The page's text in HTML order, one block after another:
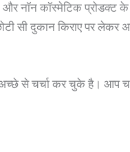
नॉन कॉस्मेटिक प्रोडक्ट के
सी दुकान किराए पर लेकर
से चर्चा कर चुके है। आप